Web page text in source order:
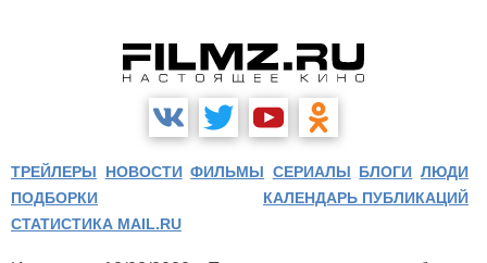
ТРЕЙЛЕРЫ НОВОСТИ ФИЛЬМЫ СЕРИАЛЫ БЛОГИ ЛЮДИ
ПОДБОРКИ
КАЛЕНДАРЬ ПУБЛИКАЦИЙ
СТАТИСТИКА MAIL.RU